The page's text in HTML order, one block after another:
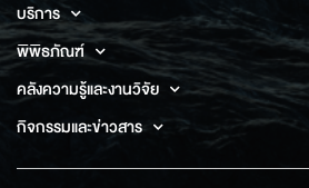
บริการ
พิพิธภัณฑ์
คลังความรู้และงานวิจัย
กิจกรรมและข่าวสาร